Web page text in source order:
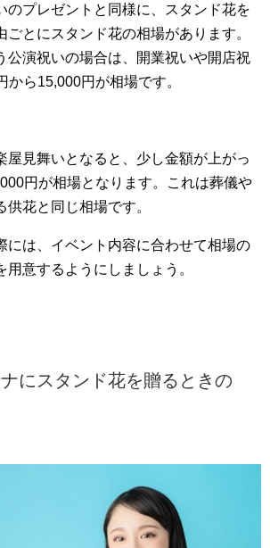
のプレゼントと同様に、スタンド花を
ごとにスタンド花の相場があります。
公演祝いの場合は、開業祝いや開店祝
から15,000円が相場です。
屋見舞いとなると、少し金額が上がっ
円が相場となります。これは葬儀や
花と同じ相場です。
には、イベント内容に合わせて相場の
意するようにしましょう。
にスタンド花を贈るときの